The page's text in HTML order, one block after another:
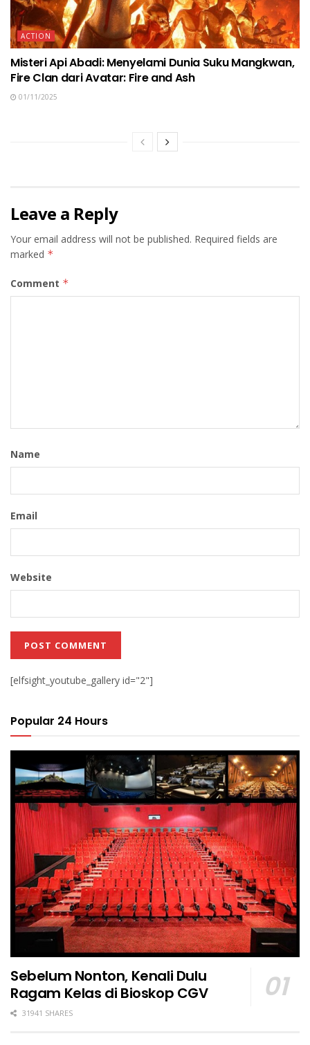
ACTION
Misteri Api Abadi: Menyelami Dunia Suku Mangkwan,
Fire Clan dari Avatar: Fire and Ash
01/11/2025
Leave a Reply
Your email address will not be published. Required fields are
marked *
Comment *
Name
Email
Website
[elfsight_youtube_gallery id="2"]
Popular 24 Hours
Sebelum Nonton, Kenali Dulu
Ragam Kelas di Bioskop CGV
31941 SHARES